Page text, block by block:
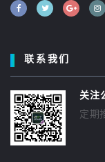
联系我们
关注
定期